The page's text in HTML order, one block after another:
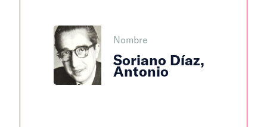
Nombre
Soriano Díaz,
Antonio